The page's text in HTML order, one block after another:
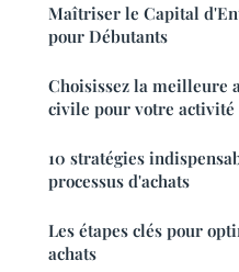
Maîtriser le Capital
pour Débutants
Choisissez la meilleure
civile pour votre activité
10 stratégies
processus d'achats
Les étapes clés pour
achats